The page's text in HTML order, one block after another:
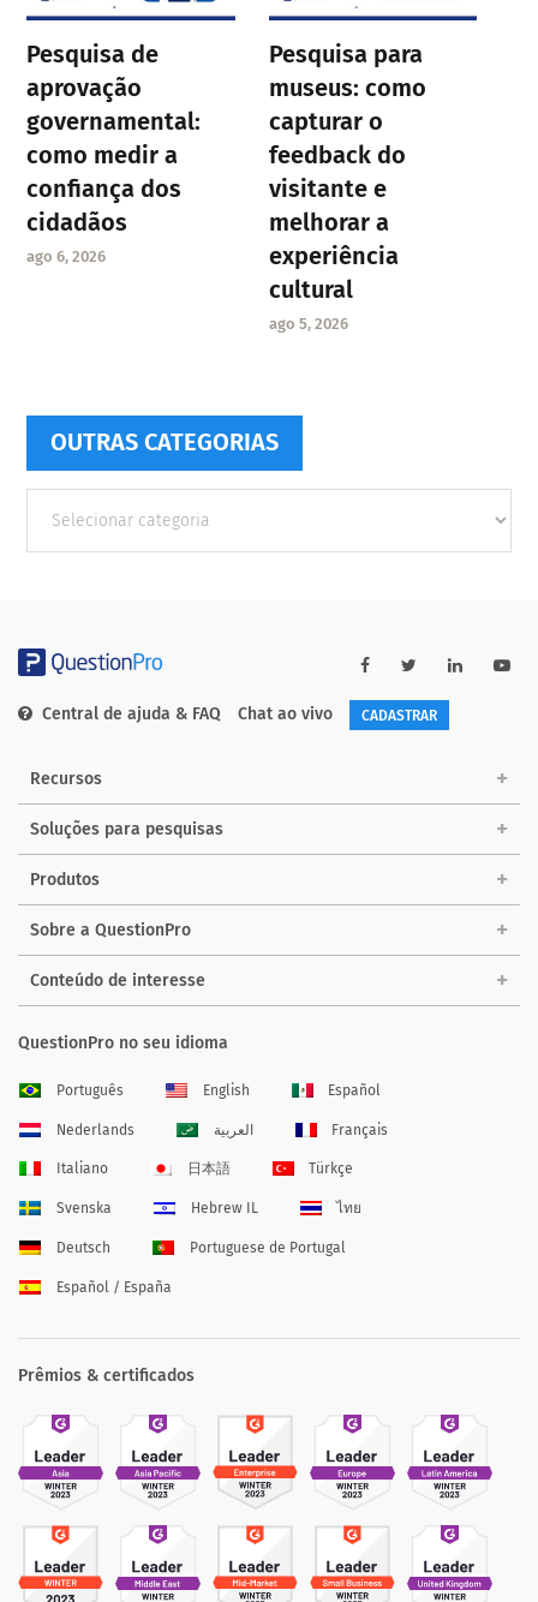
Pesquisa de
aprovação
governamental:
como medir a
confiança dos
cidadãos
ago 6, 2026
Pesquisa para
museus: como
capturar o
feedback do
visitante e
melhorar a
experiência
cultural
ago 5, 2026
OUTRAS CATEGORIAS
Categorias
Central de ajuda & FAQ Chat ao vivo CADASTRAR
Recursos
Soluções para pesquisas
Produtos
Sobre a QuestionPro
Conteúdo de interesse
QuestionPro no seu idioma
Português English Español
Nederlands العربية Français
Italiano 日本語 Türkçe
Svenska Hebrew IL ไทย
Deutsch Portuguese de Portugal
Español / España
Prêmios & certificados